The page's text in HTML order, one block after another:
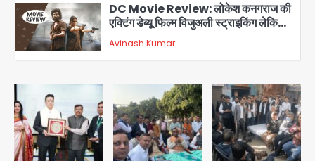
5
DC Movie Review: लोकेश कनगराज की
एक्टिंग डेब्यू फिल्म विजुअली स्ट्राइकिंग लेकिन
स्क्रीनप्ले में कमजोर, लेकिन कहानी अधूरी रह
गई, 3 स्टार रेटिंग
Avinash Kumar
1
Felix Hospital Noida: फेलिक्स
हॉस्पिटल और नोएडा लोक मंच की पहल, अब
सिर्फ 30 रुपये में मिलेगी 24 घंटे ऑनलाइन
डॉक्टर परामर्श सुविधा
Avinash Kumar